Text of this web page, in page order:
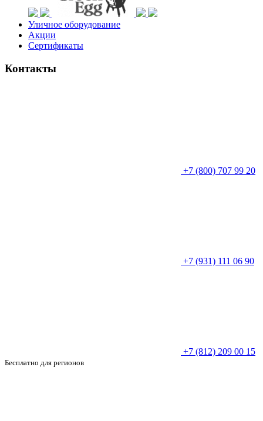
Уличное оборудование
Акции
Сертификаты
Контакты
+7 (800) 707 99 20
+7 (931) 111 06 90
+7 (812) 209 00 15
Бесплатно для регионов